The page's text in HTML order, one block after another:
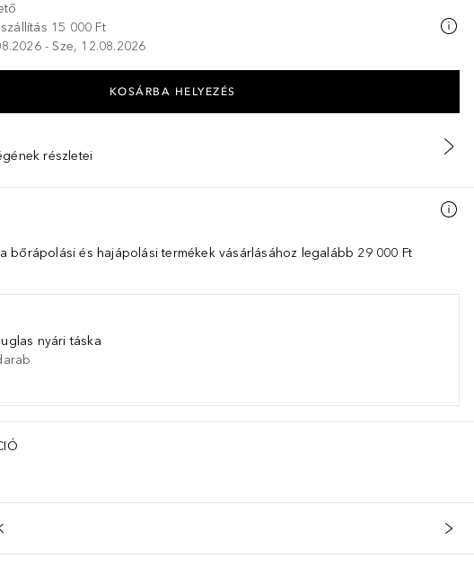
15 000 Ft
- Sze, 12.08.2026
KOSÁRBA HELYEZÉS
részletei
bőrápolási és hajápolási termékek vásárlásához legalább 29 000 Ft
nyári táska